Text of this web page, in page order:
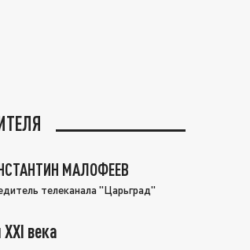
МАЛОФЕЕВ
телеканала "Царьград"
века